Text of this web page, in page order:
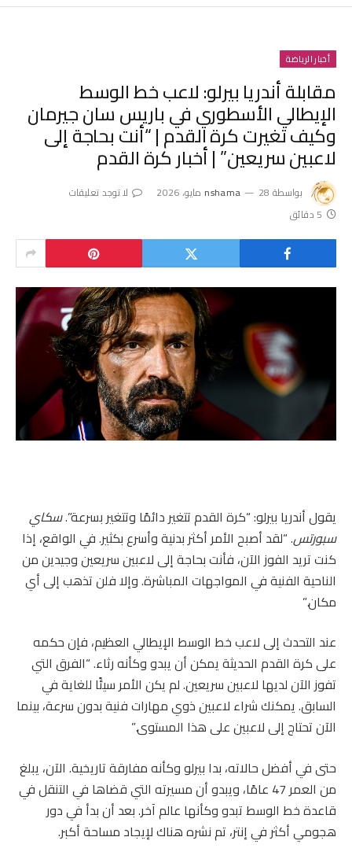
أخبار الرياضة
مقابلة أندريا بيرلو: لاعب خط الوسط
الإيطالي الأسطوري في باريس سان جيرمان
وكيف تغيرت كرة القدم | “أنت بحاجة إلى
لاعبين سريعين” | أخبار كرة القدم
بواسطة nshama 28 مايو، 2026
لا توجد تعليقات
5 دقائق
يقول أندريا بيرلو: “كرة القدم تتغير دائمًا وتتغير بسرعة”.سكاي
سبورتس. “لقد أصبح الأمر أكثر بدنية وأسرع بكثير. في الواقع، إذا
كنت تريد الفوز الآن، فأنت بحاجة إلى لاعبين سريعين وجيدين من
الناحية الفنية في المواجهات المباشرة. وإلا فلن تذهب إلى أي
مكان.”
عند التحدث إلى لاعب خط الوسط الإيطالي العظيم، فإن حكمه
على كرة القدم الحديثة يمكن أن يبدو وكأنه رثاء. “الفرق التي
تفوز الآن لديها لاعبين سريعين. لم يكن الأمر سيئًا للغاية في
السابق. يمكنك شراء لاعبين ذوي مهارات فنية بدون سرعة، بينما
الآن تحتاج إلى لاعبين على هذا المستوى.”
حتى في أفضل حالاته، بدا بيرلو وكأنه مفارقة تاريخية. الآن، يبلغ
من العمر 47 عامًا، ويبدو أن مسيرته التي قضاها في التنقل في
قاعدة خط الوسط تبدو وكأنها عالم آخر. بعد أن بدأ في دور
هجومي أكثر في إنتر، تم نشره هناك لإيجاد مساحة أكبر.